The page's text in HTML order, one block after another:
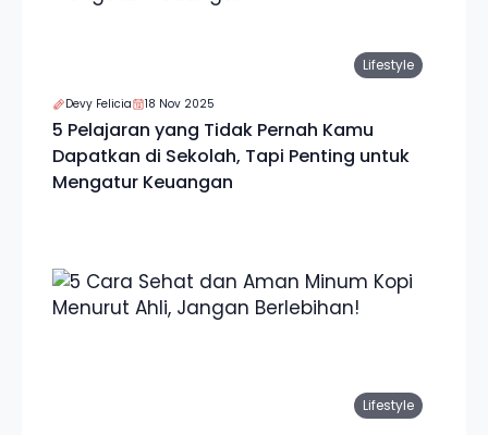
Lifestyle
Devy Felicia 18 Nov 2025
5 Pelajaran yang Tidak Pernah Kamu
Dapatkan di Sekolah, Tapi Penting untuk
Mengatur Keuangan
Lifestyle